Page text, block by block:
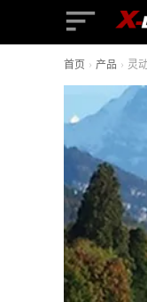
首页 › 产品 › 灵